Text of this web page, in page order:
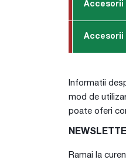
Accesorii
Accesorii
Informatii
mod de
poate oferi
Ramai la